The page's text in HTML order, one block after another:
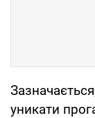
уникати